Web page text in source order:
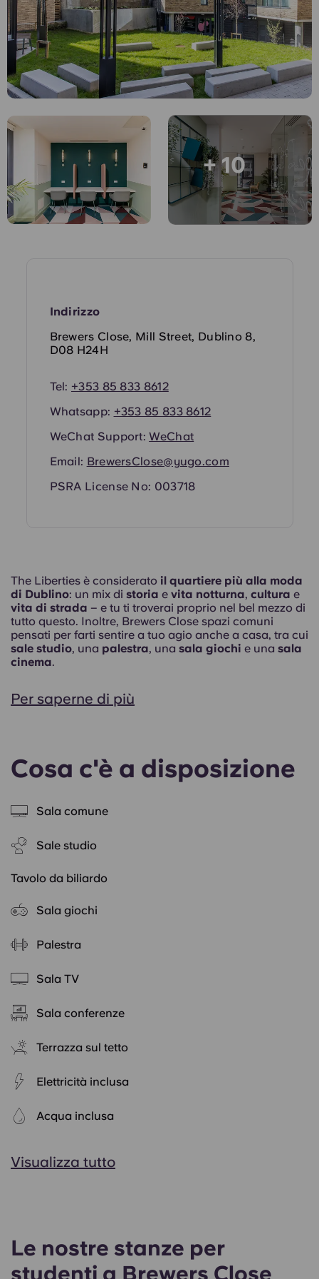
English (GB)
English (US)
Chinese
Español
Català
Deutsch
Seleziona un paese
Seleziona una città
Seleziona una residenza
Prenota ora
+ 10
The Liberties è considerato il quartiere più alla moda
di Dublino: un mix di storia e vita notturna, cultura e
vita di strada – e tu ti troverai proprio nel bel mezzo di
tutto questo. Inoltre, Brewers Close spazi comuni
pensati per farti sentire a tuo agio anche a casa, tra cui
sale studio, una palestra, una sala giochi e una sala
cinema.
Per saperne di più
Cosa c'è a disposizione
Sala comune
Sale studio
Tavolo da biliardo
Sala giochi
Palestra
Sala TV
Sala conferenze
Terrazza sul tetto
Elettricità inclusa
Acqua inclusa
Visualizza tutto
Le nostre stanze per
studenti a Brewers Close
Indirizzo
Brewers Close, Mill Street, Dublino 8,
D08 H24H
Tel: +353 85 833 8612
Whatsapp: +353 85 833 8612
WeChat Support:WeChat
Email: BrewersClose@yugo.com
PSRA License No: 003718